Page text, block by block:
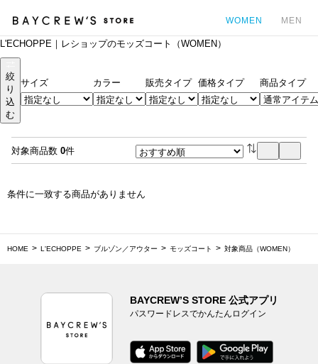
WOMEN MEN
L'ECHOPPE｜レショップのモッズコート（WOMEN）
絞
り
込
む
サイズ カラー 販売タイプ 価格タイプ 商品タイプ
対象商品数 0件
条件に一致する商品がありません
HOME L'ECHOPPE ブルゾン／アウター モッズコート 対象商品（WOMEN）
BAYCREW’S STORE 公式アプリ
パスワードレスでかんたんログイン